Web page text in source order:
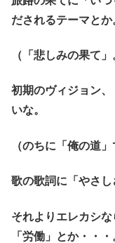
だされるテーマとか
（「悲しみの果て
初期のヴィジョン
いな。
（のちに「俺の道
歌の歌詞に「やさし
それよりエレカシ
「労働」とか・・・